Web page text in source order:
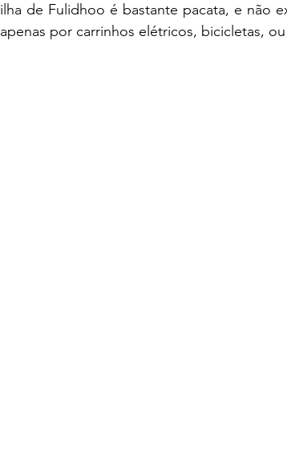
ilha de Fulidhoo é bastante pacata, e não
apenas por carrinhos elétricos, bicicletas,